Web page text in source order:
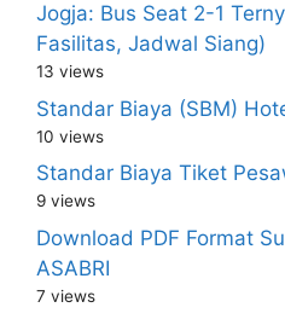
Jogja: Bus Seat 2-1
Fasilitas, Jadwal Siang)
13 views
Standar Biaya (SBM)
10 views
Standar Biaya Tiket
9 views
Download PDF Format
ASABRI
7 views